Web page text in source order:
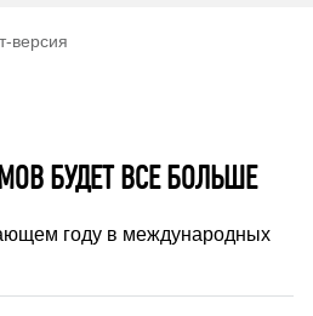
версия
БУДЕТ ВСЕ БОЛЬШЕ
году в международных